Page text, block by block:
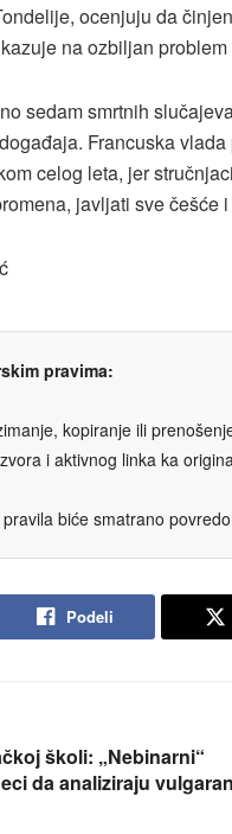
ocenjuju da
na ozbiljan
sedam smrtnih
Francuska
celog leta, jer
javljati sve češće
pravima:
kopiranje ili
i aktivnog linka ka
biće smatrano
Podeli
školi: „Nebinarni“
da analiziraju vulgaran